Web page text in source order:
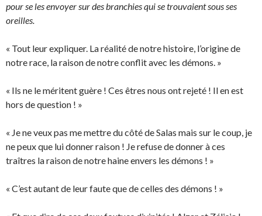
pour se les envoyer sur des branchies qui se trouvaient sous ses
oreilles.
« Tout leur expliquer. La réalité de notre histoire, l’origine de
notre race, la raison de notre conflit avec les démons. »
« Ils ne le méritent guère ! Ces êtres nous ont rejeté ! Il en est
hors de question ! »
« Je ne veux pas me mettre du côté de Salas mais sur le coup, je
ne peux que lui donner raison ! Je refuse de donner à ces
traîtres la raison de notre haine envers les démons ! »
« C’est autant de leur faute que de celles des démons ! »